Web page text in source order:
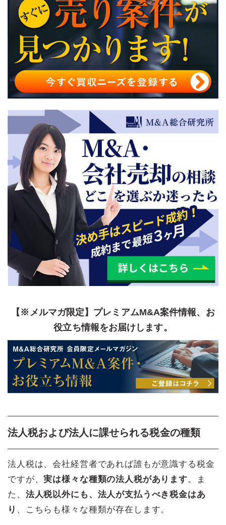
法人住民税とは
固定資産税とは
償却資産税とは
損金算入可能な税金による法人税節約
法人税節約で税理士の協力を得るメリット
【※メルマガ限定】プレミアムM&A案件情報、お
役立ち情報をお届けします。
法人税および法人に課せられる税金の種類
法人税は、会社経営者であれば誰もが意識する税金
ですが、実は様々な種類の法人税があります。ま
た、 法人税以外にも、法人が支払うべき税金はあ
り 、こちらも様々な種類が存在します。